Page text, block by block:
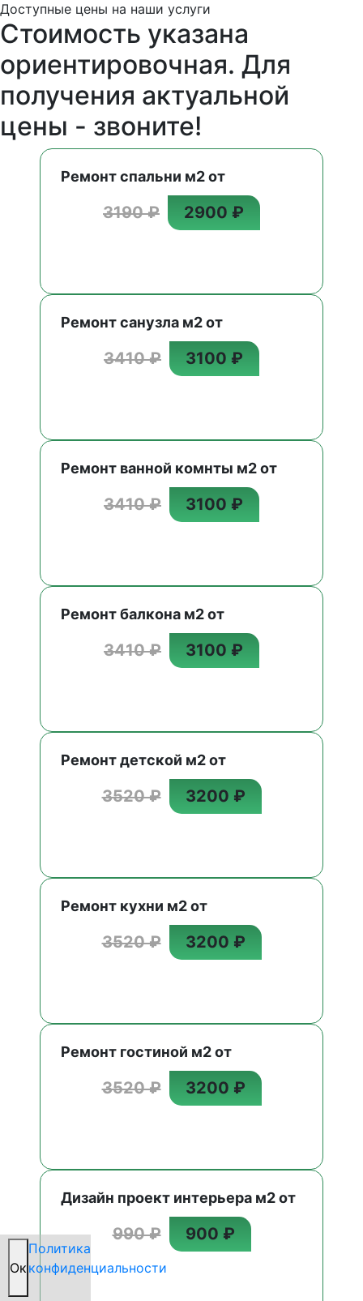
Доступные цены на наши услуги
Стоимость указана
ориентировочная. Для
получения актуальной
цены - звоните!
Ремонт спальни м2 от
3190 ₽ 2900 ₽
Ремонт санузла м2 от
3410 ₽ 3100 ₽
Ремонт ванной комнты м2 от
3410 ₽ 3100 ₽
Ремонт балкона м2 от
3410 ₽ 3100 ₽
Ремонт детской м2 от
3520 ₽ 3200 ₽
Ремонт кухни м2 от
3520 ₽ 3200 ₽
Ремонт гостиной м2 от
3520 ₽ 3200 ₽
Дизайн проект интерьера м2 от
990 ₽ 900 ₽
Oк
Политика
конфиденциальности